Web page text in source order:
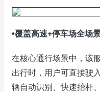
•覆盖高速+停车场全场
在核心通行场景中，该
出行时，用户可直接驶
辆自动识别、快速抬杆